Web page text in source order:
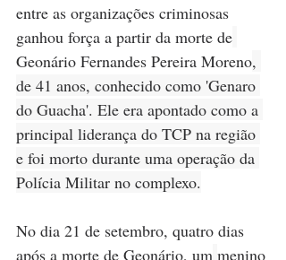
entre as organizações criminosas
ganhou força a partir da morte de
Geonário Fernandes Pereira Moreno,
de 41 anos, conhecido como 'Genaro
do Guacha'. Ele era apontado como a
principal liderança do TCP na região
e foi morto durante uma operação da
Polícia Militar no complexo.
No dia 21 de setembro, quatro dias
após a morte de Geonário, um menino